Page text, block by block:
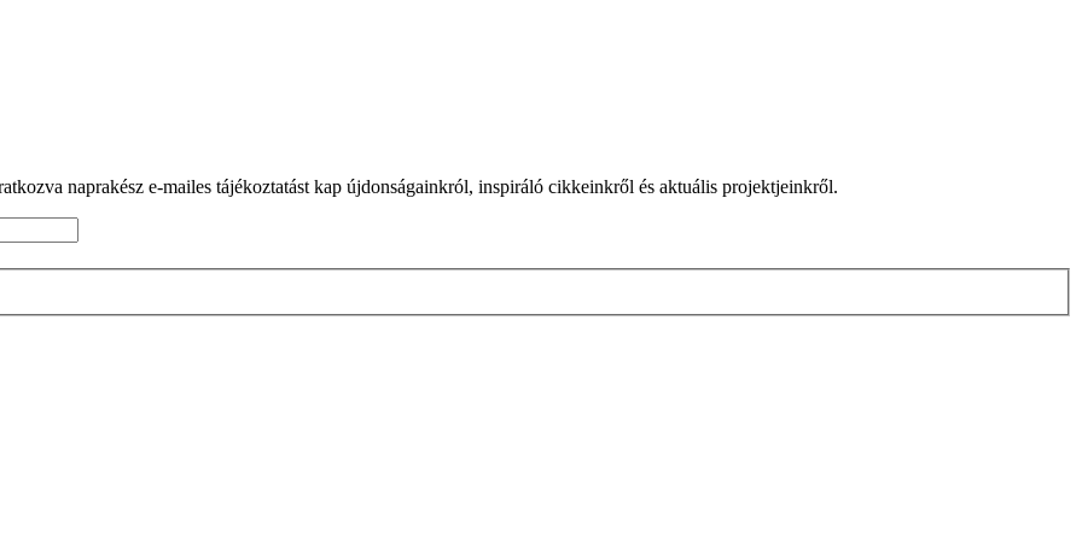
naprakész e-mailes tájékoztatást kap újdonságainkról, inspiráló cikkeinkről és aktuális projektjeinkről.